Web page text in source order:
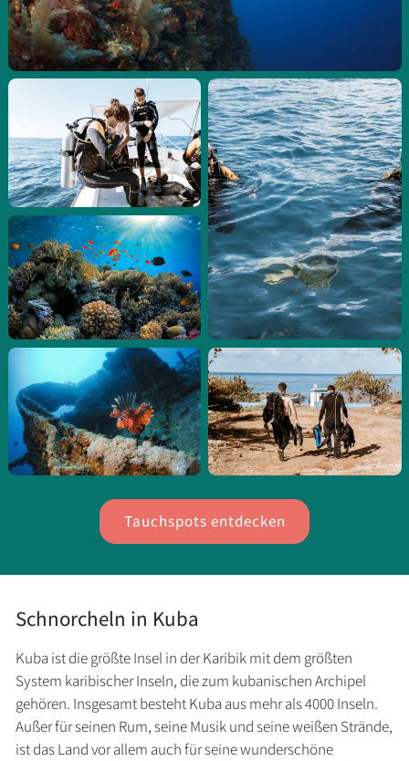
Tauchspots entdecken
Schnorcheln in Kuba
Kuba ist die größte Insel in der Karibik mit dem größten
System karibischer Inseln, die zum kubanischen Archipel
gehören. Insgesamt besteht Kuba aus mehr als 4000 Inseln.
Außer für seinen Rum, seine Musik und seine weißen Strände,
ist das Land vor allem auch für seine wunderschöne